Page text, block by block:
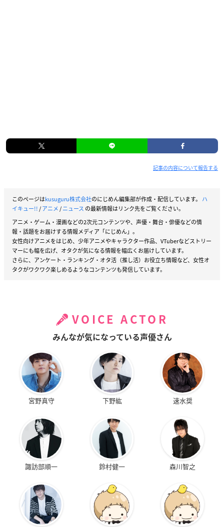
記事の内容について報告する
このページはkusuguru株式会社のにじめん編集部が作成・配信しています。 ハ
イキュー!!/アニメ/ニュース の最新情報はリンク先をご覧ください。
アニメ・ゲーム・漫画などの2次元コンテンツや、声優・舞台・俳優などの情
報・話題をお届けする情報メディア「にじめん」。
女性向けアニメをはじめ、少年アニメやキャラクター作品、VTuberなどストリー
マーにも幅を広げ、オタクが気になる情報を幅広くお届けしています。
さらに、アンケート・ランキング・オタ活（推し活）お役立ち情報など、女性オ
タクがワクワク楽しめるようなコンテンツも発信しています。
VOICE ACTOR
みんなが気になっている声優さん
宮野真守 下野紘 速水奨
諏訪部順一 鈴村健一 森川智之